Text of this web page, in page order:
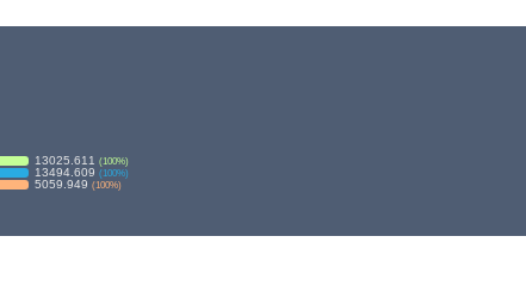
13025.611 (100%)
13494.609 (100%)
5059.949 (100%)